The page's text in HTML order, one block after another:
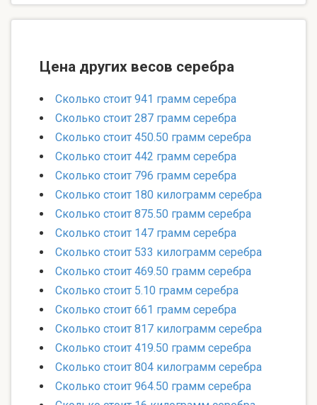
Цена других весов серебра
Сколько стоит 941 грамм серебра
Сколько стоит 287 грамм серебра
Сколько стоит 450.50 грамм серебра
Сколько стоит 442 грамм серебра
Сколько стоит 796 грамм серебра
Сколько стоит 180 килограмм серебра
Сколько стоит 875.50 грамм серебра
Сколько стоит 147 грамм серебра
Сколько стоит 533 килограмм серебра
Сколько стоит 469.50 грамм серебра
Сколько стоит 5.10 грамм серебра
Сколько стоит 661 грамм серебра
Сколько стоит 817 килограмм серебра
Сколько стоит 419.50 грамм серебра
Сколько стоит 804 килограмм серебра
Сколько стоит 964.50 грамм серебра